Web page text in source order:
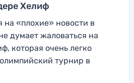
Хелиф
на «плохие» новости в
думает жаловаться на
которая очень легко
турнир в